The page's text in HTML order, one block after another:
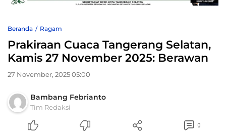
Beranda Ragam
Prakiraan Cuaca Tangerang Selatan,
Kamis 27 November 2025: Berawan
27 November, 2025 05:00
Bambang Febrianto
Tim Redaksi
0